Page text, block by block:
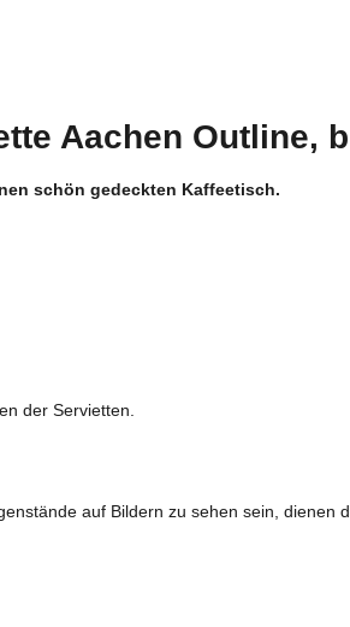
Aachen Outline,
schön gedeckten Kaffeetisch.
der Servietten.
auf Bildern zu sehen sein, dienen